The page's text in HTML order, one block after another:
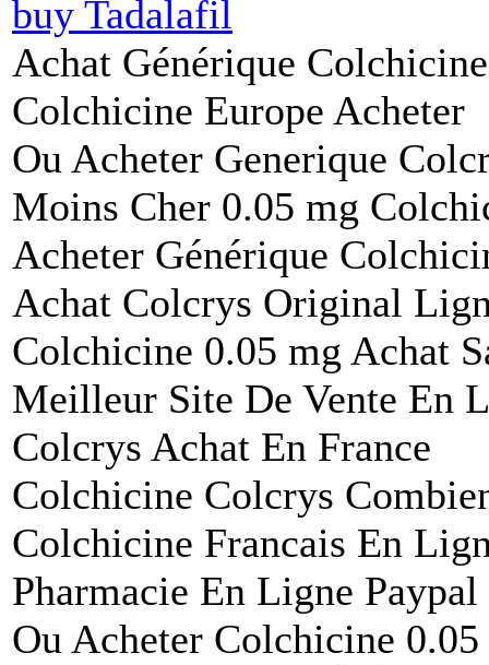
buy Tadalafil
Achat Générique
Colchicine Europe Acheter
Ou Acheter Generique
Moins Cher 0.05 mg
Acheter Générique
Achat Colcrys Original
Colchicine 0.05 mg Achat
Meilleur Site De Vente En
Colcrys Achat En France
Colchicine Colcrys
Colchicine Francais En
Pharmacie En Ligne
Ou Acheter Colchicine